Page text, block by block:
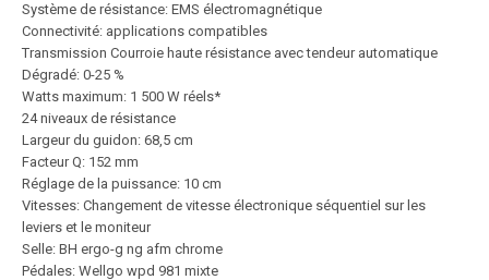
Système de résistance: EMS électromagnétique
Connectivité: applications compatibles
Transmission Courroie haute résistance avec tendeur automatique
Dégradé: 0-25 %
Watts maximum: 1 500 W réels*
24 niveaux de résistance
Largeur du guidon: 68,5 cm
Facteur Q: 152 mm
Réglage de la puissance: 10 cm
Vitesses: Changement de vitesse électronique séquentiel sur les
leviers et le moniteur
Selle: BH ergo-g ng afm chrome
Pédales: Wellgo wpd 981 mixte